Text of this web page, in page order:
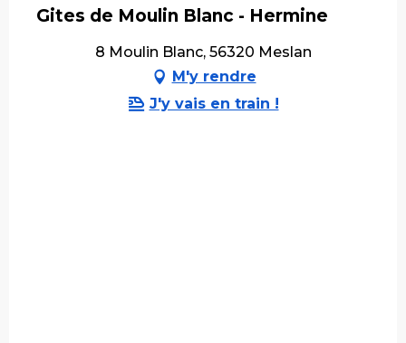
Gites de Moulin Blanc - Hermine
8 Moulin Blanc, 56320 Meslan
M'y rendre
J'y vais en train !